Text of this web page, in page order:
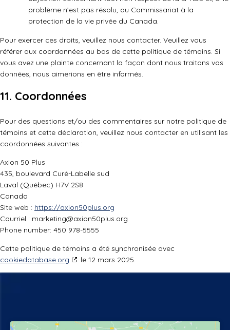
problème n’est pas résolu, au Commissariat à la
protection de la vie privée du Canada.
Pour exercer ces droits, veuillez nous contacter. Veuillez vous
référer aux coordonnées au bas de cette politique de témoins. Si
vous avez une plainte concernant la façon dont nous traitons vos
données, nous aimerions en être informés.
11. Coordonnées
Pour des questions et/ou des commentaires sur notre politique de
témoins et cette déclaration, veuillez nous contacter en utilisant les
coordonnées suivantes :
Axion 50 Plus
435, boulevard Curé-Labelle sud
Laval (Québec) H7V 2S8
Canada
Site web : https://axion50plus.org
Courriel : marketing@axion50plus.org
Phone number: 450 978-5555
Cette politique de témoins a été synchronisée avec
cookiedatabase.org
le 12 mars 2025.